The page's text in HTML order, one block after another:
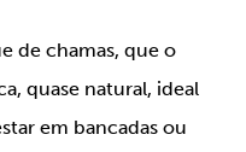
de chamas, que o
quase natural, ideal
em bancadas ou